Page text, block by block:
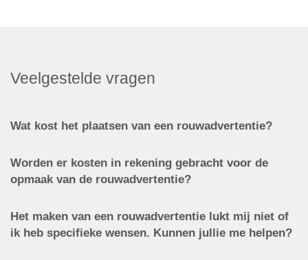
Veelgestelde vragen
Wat kost het plaatsen van een rouwadvertentie?
Worden er kosten in rekening gebracht voor de
opmaak van de rouwadvertentie?
Het maken van een rouwadvertentie lukt mij niet of
ik heb specifieke wensen. Kunnen jullie me helpen?